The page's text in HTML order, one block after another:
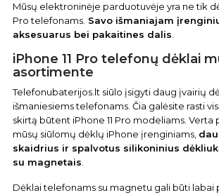
Mūsų elektroninėje parduotuvėje yra ne tik
Pro telefonams. Savo išmaniajam
aksesuarus bei pakaitines dalis
iPhone 11 Pro telefonų dėklai
asortimente
Telefonubaterijos.lt siūlo įsigyti daug įvairių
išmaniesiems telefonams. Čia galėsite rasti
skirtą būtent iPhone 11 Pro modeliams. Verta
mūsų siūlomų dėklų iPhone įrenginiams,
skaidrius ir spalvotus silikoninius
su magnetais
Dėklai telefonams su magnetu gali būti labai